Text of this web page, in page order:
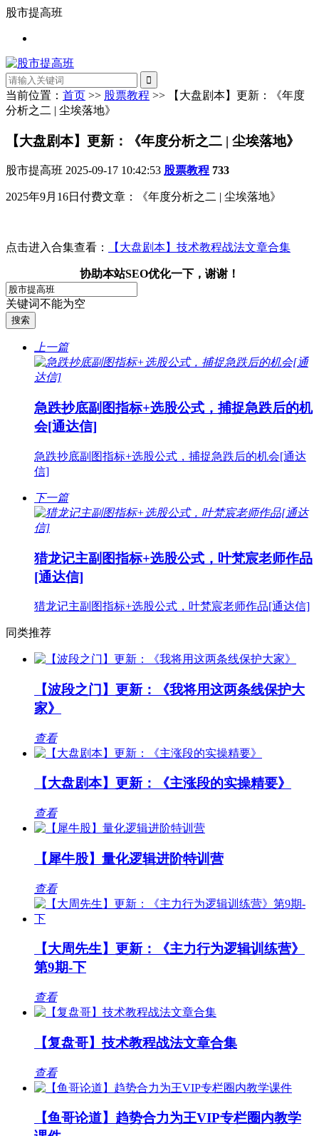
股市提高班
当前位置： 首页 >> 股票教程 >> 【大盘剧本】更新：《年度
分析之二 | 尘埃落地》
【大盘剧本】更新：《年度分析之二 | 尘埃落地》
股市提高班 2025-09-17 10:42:53 股票教程 733
2025年9月16日付费文章：《年度分析之二 | 尘埃落地》
点击进入合集查看： 【大盘剧本】技术教程战法文章合集
协助本站SEO优化一下，谢谢！
关键词不能为空
上一篇
急跌抄底副图指标+选股公式，捕捉急跌后的机
会[通达信]
急跌抄底副图指标+选股公式，捕捉急跌后的机会[通达
信]
下一篇
猎龙记主副图指标+选股公式，叶梵宸老师作品
[通达信]
猎龙记主副图指标+选股公式，叶梵宸老师作品[通达信]
同类推荐
【波段之门】更新：《我将用这两条线保护大
家》
查看
【大盘剧本】更新：《主涨段的实操精要》
查看
【犀牛股】量化逻辑进阶特训营
查看
【大周先生】更新：《主力行为逻辑训练营》
第9期-下
查看
【复盘哥】技术教程战法文章合集
查看
【鱼哥论道】趋势合力为王VIP专栏圈内教学